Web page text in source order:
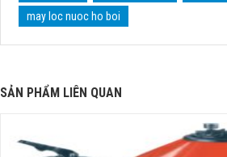
may loc nuoc ho boi
SẢN PHẨM LIÊN QUAN